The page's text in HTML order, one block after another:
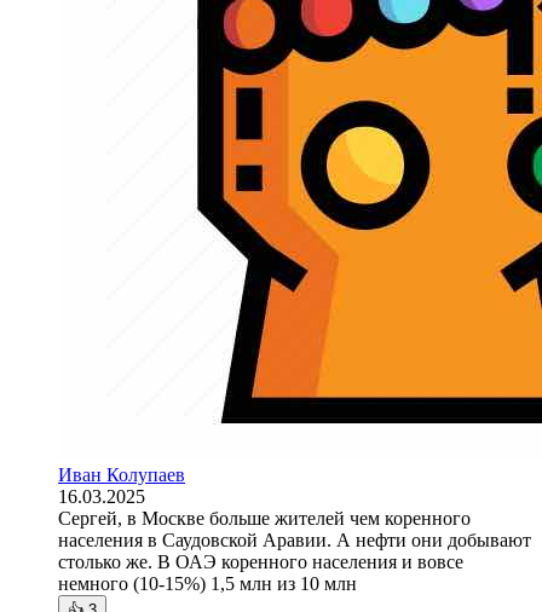
Иван Колупаев
16.03.2025
Сергей, в Москве больше жителей чем коренного
населения в Саудовской Аравии. А нефти они добывают
столько же. В ОАЭ коренного населения и вовсе
немного (10-15%) 1,5 млн из 10 млн